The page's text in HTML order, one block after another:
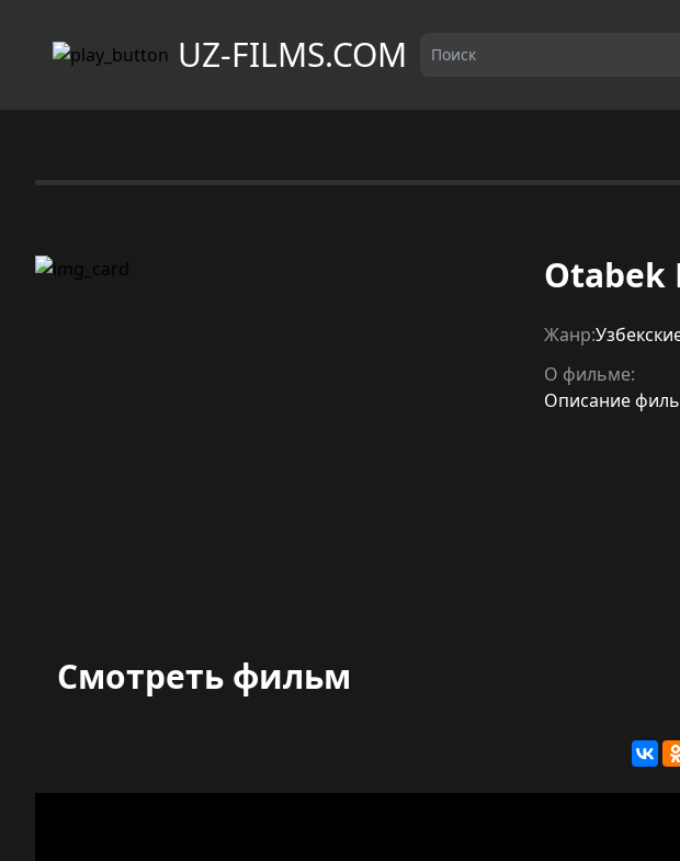
UZ-FILMS.COM
Otabek
Жанр:
О фильме:
Описание
Смотреть фильм